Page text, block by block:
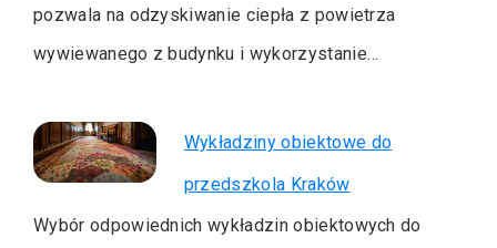
pozwala na odzyskiwanie ciepła z powietrza
wywiewanego z budynku i wykorzystanie…
Wykładziny obiektowe do
przedszkola Kraków
Wybór odpowiednich wykładzin obiektowych do